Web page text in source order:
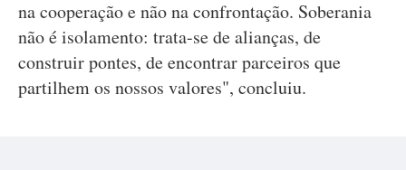
na cooperação e não na confrontação. Soberania
não é isolamento: trata-se de alianças, de
construir pontes, de encontrar parceiros que
partilhem os nossos valores", concluiu.